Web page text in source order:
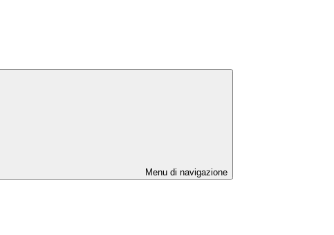
Menu di navigazione